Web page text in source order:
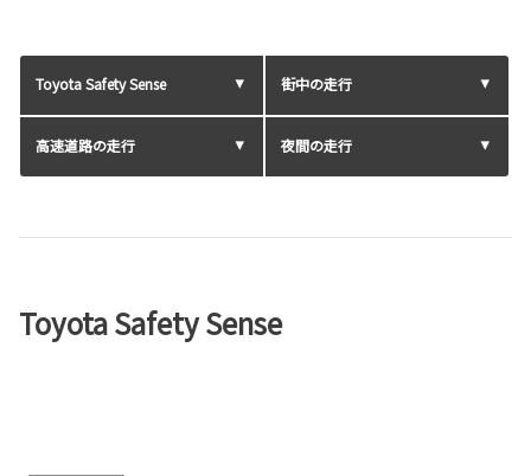
Toyota Safety Sense 街中の走行
高速道路の走行 夜間の走行
Toyota Safety Sense